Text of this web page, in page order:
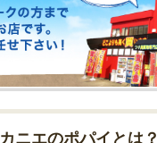
カニエのポパイとは？